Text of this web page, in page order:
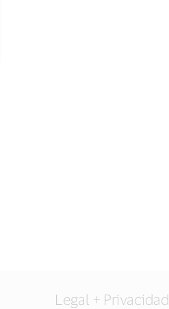
Legal + Privacidad